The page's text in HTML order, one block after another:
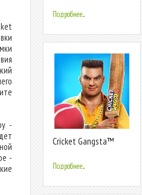
-
-
Подробнее...
Cricket Gangsta™
Подробнее...